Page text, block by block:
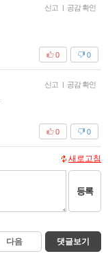
신고 | 공감 확인
0
0
신고 | 공감 확인
0
0
새로고침
등록
다음 댓글보기